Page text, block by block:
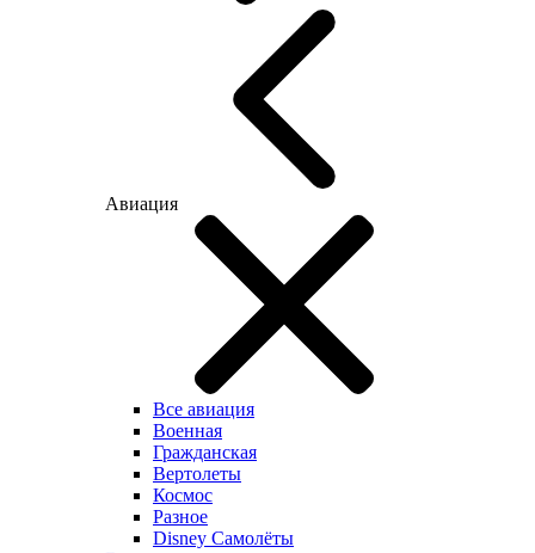
Авиация
Все авиация
Военная
Гражданская
Вертолеты
Космос
Разное
Disney Самолёты